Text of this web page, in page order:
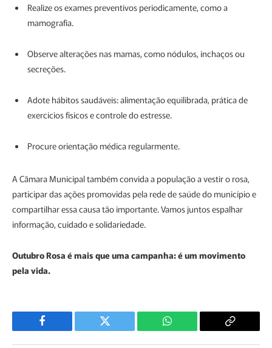
Realize os exames preventivos periodicamente, como a
mamografia.
Observe alterações nas mamas, como nódulos, inchaços ou
secreções.
Adote hábitos saudáveis: alimentação equilibrada, prática de
exercícios físicos e controle do estresse.
Procure orientação médica regularmente.
A Câmara Municipal também convida a população a vestir o rosa,
participar das ações promovidas pela rede de saúde do município e
compartilhar essa causa tão importante. Vamos juntos espalhar
informação, cuidado e solidariedade.
Outubro Rosa é mais que uma campanha: é um movimento
pela vida.
Facebook Twitter WhatsApp
Copiar